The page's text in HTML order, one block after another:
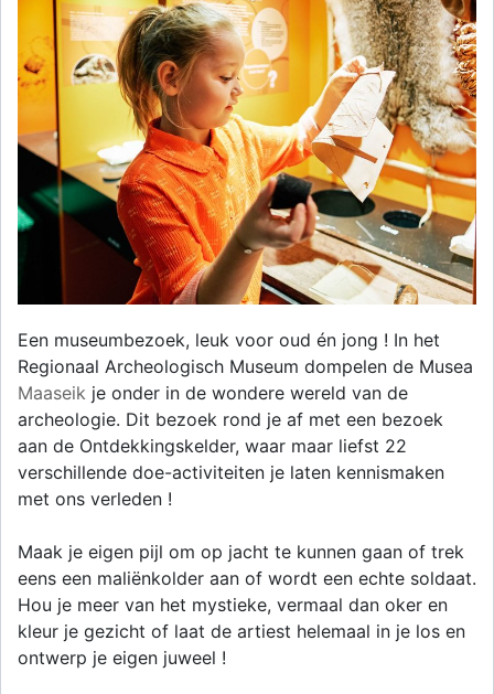
Een museumbezoek, leuk voor oud én jong ! In het
Regionaal Archeologisch Museum dompelen de Musea
Maaseik je onder in de wondere wereld van de
archeologie. Dit bezoek rond je af met een bezoek
aan de Ontdekkingskelder, waar maar liefst 22
verschillende doe-activiteiten je laten kennismaken
met ons verleden !
Maak je eigen pijl om op jacht te kunnen gaan of trek
eens een maliënkolder aan of wordt een echte soldaat.
Hou je meer van het mystieke, vermaal dan oker en
kleur je gezicht of laat de artiest helemaal in je los en
ontwerp je eigen juweel !